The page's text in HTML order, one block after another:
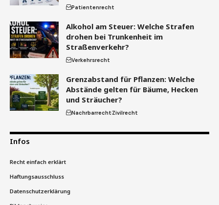
Patientenrecht
Alkohol am Steuer: Welche Strafen
drohen bei Trunkenheit im
Straßenverkehr?
Verkehrsrecht
Grenzabstand für Pflanzen: Welche
Abstände gelten für Bäume, Hecken
und Sträucher?
NachrbarrechtZivilrecht
Infos
Recht einfach erklärt
Haftungsausschluss
Datenschutzerklärung